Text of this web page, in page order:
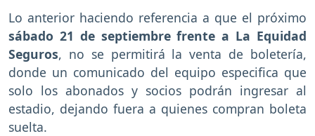
Lo anterior haciendo referencia a que el próximo
sábado 21 de septiembre frente a La Equidad
Seguros, no se permitirá la venta de boletería,
donde un comunicado del equipo especifica que
solo los abonados y socios podrán ingresar al
estadio, dejando fuera a quienes compran boleta
suelta.